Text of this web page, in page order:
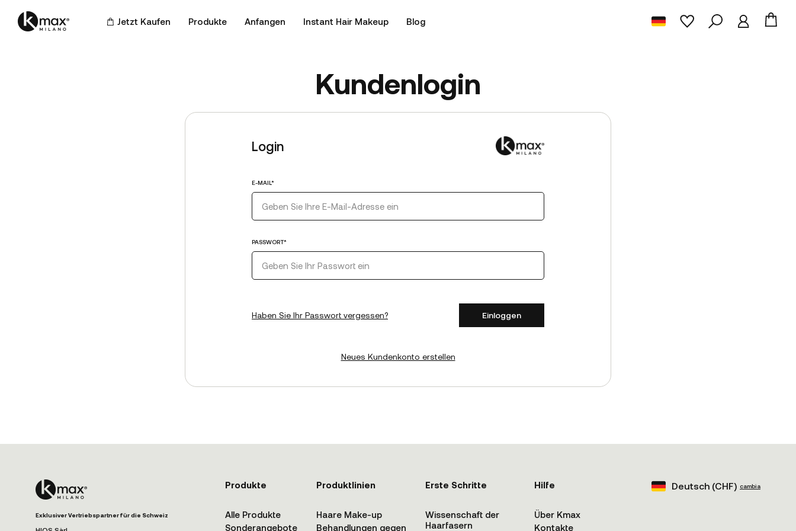
Jetzt Kaufen Produkte Anfangen Instant Hair Makeup Blog
Kundenlogin
Login
E-MAIL*
PASSWORT*
Haben Sie Ihr Passwort vergessen? Einloggen
Neues Kundenkonto erstellen
Exklusiver Vertriebspartner für die Schweiz
Produkte
Alle Produkte
Sonderangebote
Produktlinien
Haare Make-up
Behandlungen gegen
Erste Schritte
Wissenschaft der
Haarfasern
Hilfe
Über Kmax
Kontakte
Deutsch (CHF) cambia